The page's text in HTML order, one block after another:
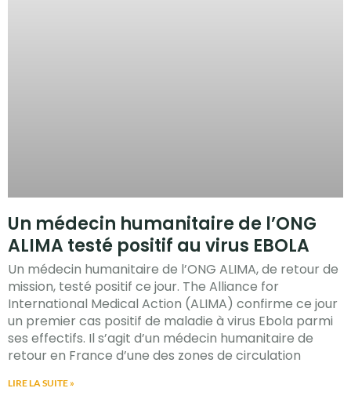
Un médecin humanitaire de l’ONG
ALIMA testé positif au virus EBOLA
Un médecin humanitaire de l’ONG ALIMA, de retour de
mission, testé positif ce jour. The Alliance for
International Medical Action (ALIMA) confirme ce jour
un premier cas positif de maladie à virus Ebola parmi
ses effectifs. Il s’agit d’un médecin humanitaire de
retour en France d’une des zones de circulation
LIRE LA SUITE »